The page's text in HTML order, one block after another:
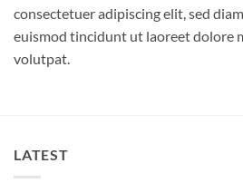
consectetuer adipiscing elit, sed
euismod tincidunt ut laoreet dolore
volutpat.
LATEST